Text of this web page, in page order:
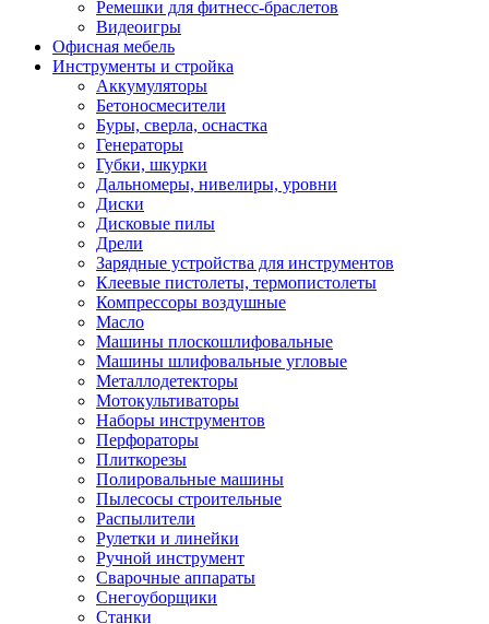
Ремешки для фитнесс-браслетов
Видеоигры
Офисная мебель
Инструменты и стройка
Аккумуляторы
Бетоносмесители
Буры, сверла, оснастка
Генераторы
Губки, шкурки
Дальномеры, нивелиры, уровни
Диски
Дисковые пилы
Дрели
Зарядные устройства для инструментов
Клеевые пистолеты, термопистолеты
Компрессоры воздушные
Масло
Машины плоскошлифовальные
Машины шлифовальные угловые
Металлодетекторы
Мотокультиваторы
Наборы инструментов
Перфораторы
Плиткорезы
Полировальные машины
Пылесосы строительные
Распылители
Рулетки и линейки
Ручной инструмент
Сварочные аппараты
Снегоуборщики
Станки